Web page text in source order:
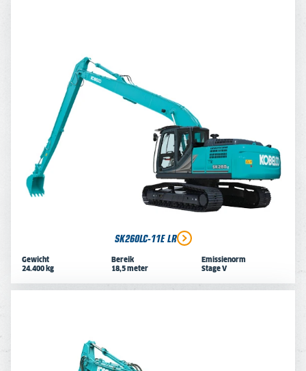
SK260LC-11E LR
Gewicht
24.400 kg
Bereik
18,5 meter
Emissienorm
Stage V